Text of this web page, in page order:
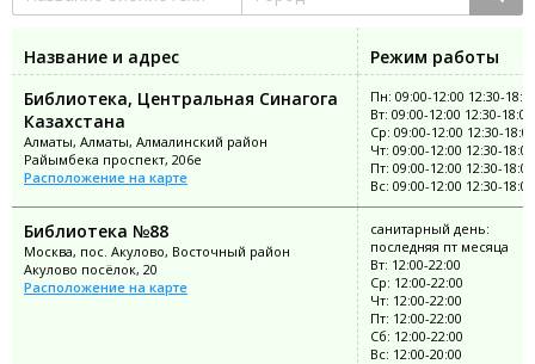
Название и адрес
Режим работы
Библиотека, Центральная Синагога
Казахстана
Алматы, Алматы, Алмалинский район
Райымбека проспект, 206е
Расположение на карте
Пн: 09:00-12:00 12:30-
Вт: 09:00-12:00 12:30-18:00
Ср: 09:00-12:00 12:30-18:00
Чт: 09:00-12:00 12:30-18:00
Пт: 09:00-12:00 12:30-18:00
Вс: 09:00-12:00 12:30-18:00
Библиотека №88
Москва, пос. Акулово, Восточный район
Акулово посёлок, 20
Расположение на карте
санитарный день:
последняя пт месяца
Вт: 12:00-22:00
Ср: 12:00-22:00
Чт: 12:00-22:00
Пт: 12:00-22:00
Сб: 12:00-22:00
Вс: 12:00-20:00